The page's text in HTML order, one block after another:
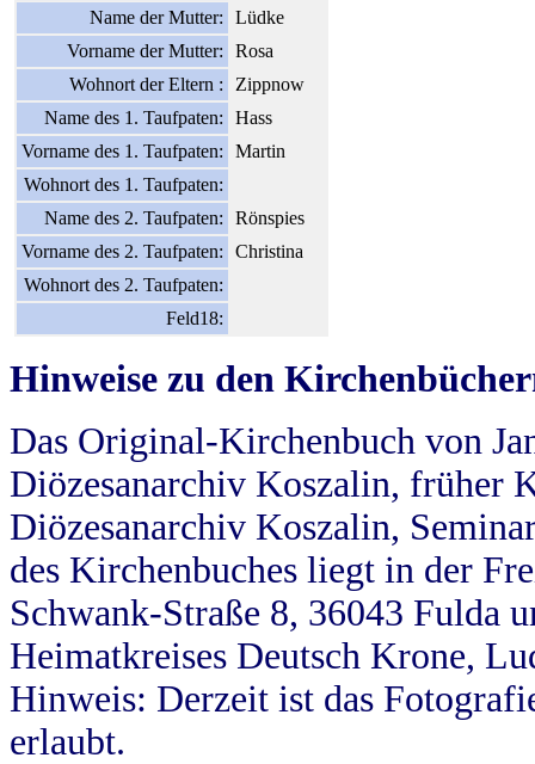
Name der Mutter:
Lüdke
Vorname der Mutter:
Rosa
Wohnort der Eltern :
Zippnow
Name des 1. Taufpaten:
Hass
Vorname des 1. Taufpaten:
Martin
Wohnort des 1. Taufpaten:
Name des 2. Taufpaten:
Rönspies
Vorname des 2. Taufpaten:
Christina
Wohnort des 2. Taufpaten:
Feld18:
Hinweise zu den
Das Original-Kirchenbuch von
Diözesanarchiv Koszalin, früher
Diözesanarchiv Koszalin,
des Kirchenbuches liegt in der
Schwank-Straße 8, 36043 Fulda
Heimatkreises Deutsch Krone,
Hinweis: Derzeit ist das
erlaubt.